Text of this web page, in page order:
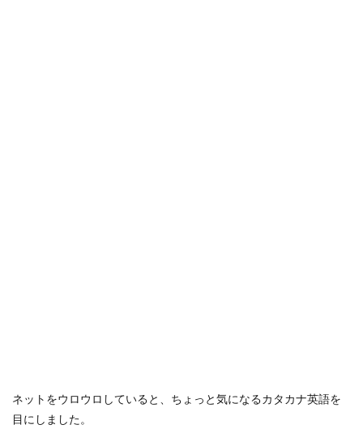
ネットをウロウロしていると、ちょっと気になるカタカナ英語を
目にしました。